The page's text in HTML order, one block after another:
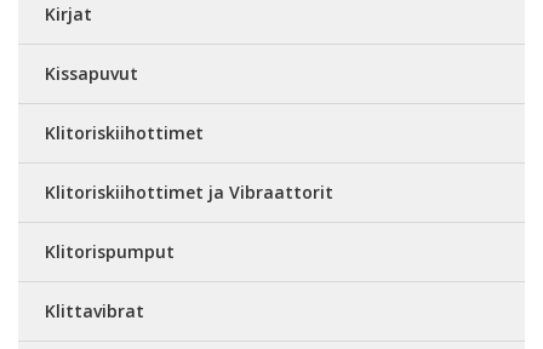
Kirjat
Kissapuvut
Klitoriskiihottimet
Klitoriskiihottimet ja Vibraattorit
Klitorispumput
Klittavibrat